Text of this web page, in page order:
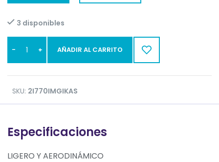
3 disponibles
AÑADIR AL CARRITO
SKU: 2I770IMGIKAS
Especificaciones
LIGERO Y AERODINÁMICO